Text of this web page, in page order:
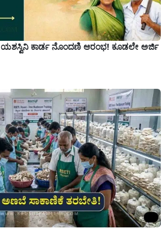
ಯಶಸ್ವಿನಿ ಕಾರ್ಡ ನೊಂದಣಿ ಆರಂಭ! ಕೂಡಲೇ ಅರ್ಜಿ